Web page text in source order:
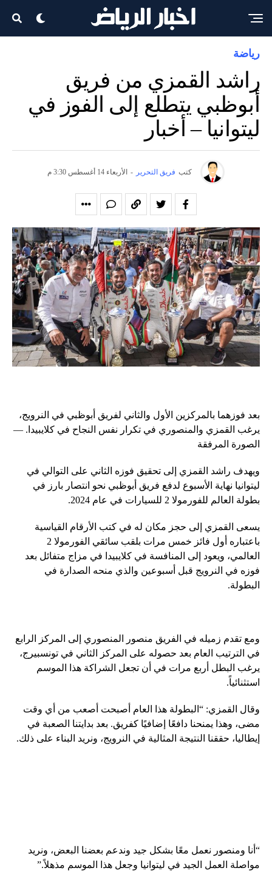
رياضة
راشد القمزي من فريق
أبوظبي يتطلع إلى الفوز في
ليتوانيا – أخبار
كتب فريق التحرير - الأربعاء 14 أغسطس 3:30 م
بعد فوزهما بالمركزين الأول والثاني لفريق أبوظبي في النرويج،
يرغب القمزي والمنصوري في تكرار نفس النجاح في كلايبيدا. —
الصورة المرفقة
ويهدف راشد القمزي إلى تحقيق فوزه الثاني على التوالي في
ليتوانيا نهاية الأسبوع لدفع فريق أبوظبي نحو انتصار بارز في
بطولة العالم للفورمولا 2 للسيارات في عام 2024.
يسعى القمزي إلى حجز مكان له في كتب الأرقام القياسية
باعتباره أول فائز خمس مرات بلقب سائقي الفورمولا 2
العالمي، ويعود إلى المنافسة في كلايبيدا في مزاج متفائل بعد
فوزه في النرويج قبل أسبوعين والذي منحه الصدارة في
البطولة.
ومع تقدم زميله في الفريق منصور المنصوري إلى المركز الرابع
في الترتيب العام بعد حصوله على المركز الثاني في تونسبيرج،
يرغب البطل أربع مرات في أن تجعل الشراكة هذا الموسم
استثنائياً.
وقال القمزي: “البطولة هذا العام أصبحت أصعب من أي وقت
مضى، وهذا يمنحنا دافعًا إضافيًا كفريق. بعد بدايتنا الصعبة في
إيطاليا، حققنا النتيجة المثالية في النرويج، ونريد البناء على ذلك.
“أنا ومنصور نعمل معًا بشكل جيد وندعم بعضنا البعض، ونريد
مواصلة العمل الجيد في ليتوانيا وجعل هذا الموسم مذهلاً.”